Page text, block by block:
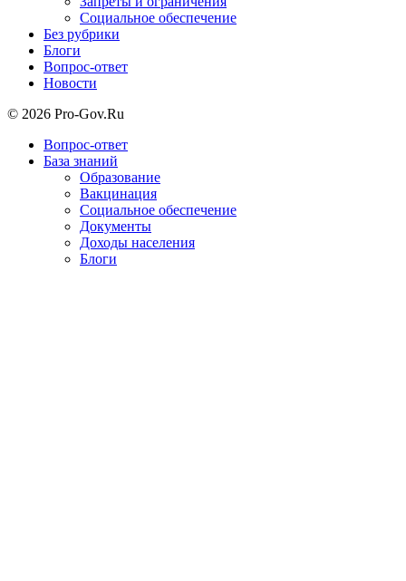
Социальное обеспечение
Без рубрики
Блоги
Вопрос-ответ
Новости
© 2026 Pro-Gov.Ru
Вопрос-ответ
База знаний
Образование
Вакцинация
Социальное обеспечение
Документы
Доходы населения
Блоги